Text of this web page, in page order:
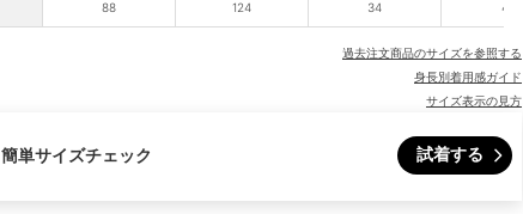
88 124 34 41
過去注文商品のサイズを参照する
身長別着用感ガイド
サイズ表示の見方
簡単サイズチェック 試着する